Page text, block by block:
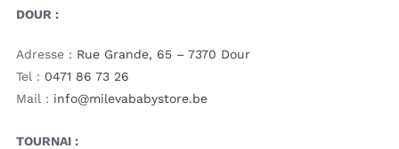
DOUR :
Adresse : Rue Grande, 65 – 7370 Dour
Tel : 0471 86 73 26
Mail : info@milevababystore.be
TOURNAI :